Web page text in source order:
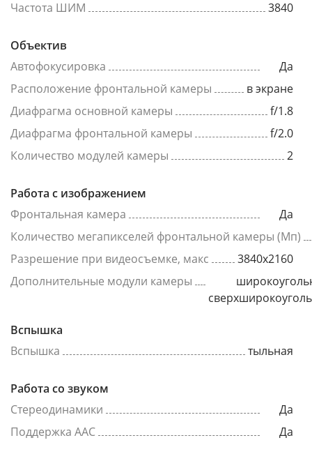
Частота ШИМ 3840
Объектив
Автофокусировка
Да
Расположение фронтальной камеры
в экране
Диафрагма основной камеры
f/1.8
Диафрагма фронтальной камеры
f/2.0
Количество модулей камеры
2
Работа с изображением
Фронтальная камера
Да
Количество мегапикселей фронтальной камеры (Мп)
Разрешение при видеосъемке, макс
3840x2160
Дополнительные модули камеры
Вспышка
Вспышка
тыльная
Работа со звуком
Стереодинамики
Да
Поддержка AAC
Да